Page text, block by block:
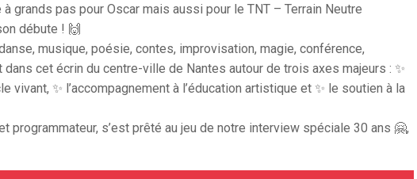
grands pas pour Oscar mais aussi pour le TNT – Terrain Neutre
débute ! 🙌
musique, poésie, contes, improvisation, magie, conférence,
cet écrin du centre-ville de Nantes autour de trois axes majeurs : ✨
vivant, ✨ l’accompagnement à l’éducation artistique et ✨ le soutien à la
programmateur, s’est prêté au jeu de notre interview spéciale 30 ans 🤗,